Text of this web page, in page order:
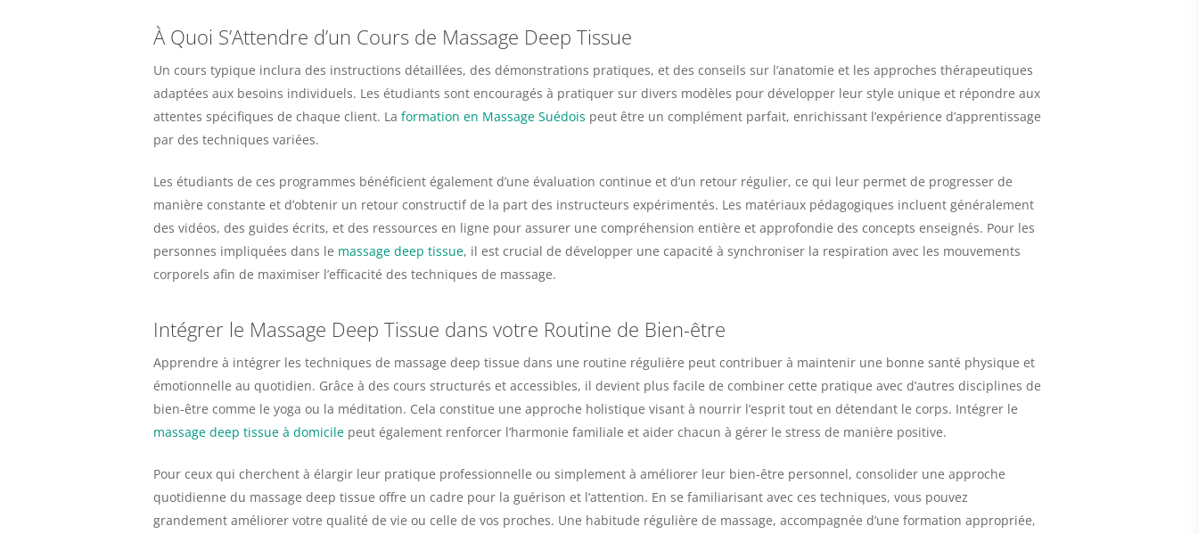
À Quoi S’Attendre d’un Cours de Massage Deep Tissue
Un cours typique inclura des instructions détaillées, des démonstrations pratiques, et des conseils sur l’anatomie et les approches thérapeutiques
adaptées aux besoins individuels. Les étudiants sont encouragés à pratiquer sur divers modèles pour développer leur style unique et répondre aux
attentes spécifiques de chaque client. La formation en Massage Suédois peut être un complément parfait, enrichissant l’expérience d’apprentissage
par des techniques variées.
Les étudiants de ces programmes bénéficient également d’une évaluation continue et d’un retour régulier, ce qui leur permet de progresser de
manière constante et d’obtenir un retour constructif de la part des instructeurs expérimentés. Les matériaux pédagogiques incluent généralement
des vidéos, des guides écrits, et des ressources en ligne pour assurer une compréhension entière et approfondie des concepts enseignés. Pour les
personnes impliquées dans le massage deep tissue, il est crucial de développer une capacité à synchroniser la respiration avec les mouvements
corporels afin de maximiser l’efficacité des techniques de massage.
Intégrer le Massage Deep Tissue dans votre Routine de Bien-être
Apprendre à intégrer les techniques de massage deep tissue dans une routine régulière peut contribuer à maintenir une bonne santé physique et
émotionnelle au quotidien. Grâce à des cours structurés et accessibles, il devient plus facile de combiner cette pratique avec d’autres disciplines de
bien-être comme le yoga ou la méditation. Cela constitue une approche holistique visant à nourrir l’esprit tout en détendant le corps. Intégrer le
massage deep tissue à domicile peut également renforcer l’harmonie familiale et aider chacun à gérer le stress de manière positive.
Pour ceux qui cherchent à élargir leur pratique professionnelle ou simplement à améliorer leur bien-être personnel, consolider une approche
quotidienne du massage deep tissue offre un cadre pour la guérison et l’attention. En se familiarisant avec ces techniques, vous pouvez
grandement améliorer votre qualité de vie ou celle de vos proches. Une habitude régulière de massage, accompagnée d’une formation appropriée,